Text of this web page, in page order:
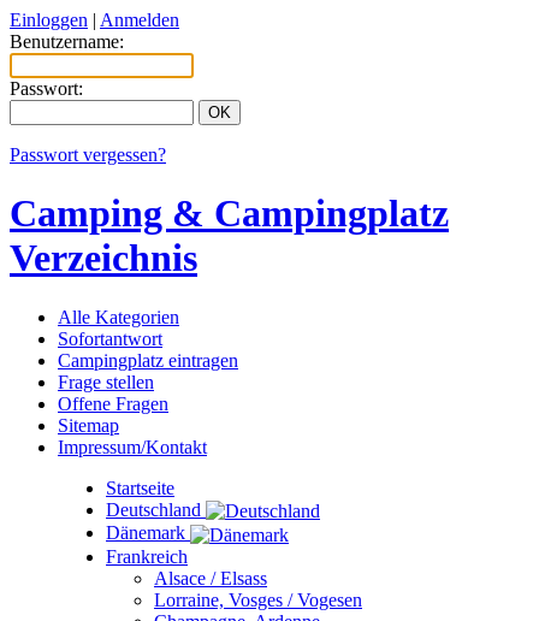
Einloggen | Anmelden
Benutzername:
Passwort:
Passwort vergessen?
Camping & Campingplatz
Verzeichnis
Alle Kategorien
Sofortantwort
Campingplatz eintragen
Frage stellen
Offene Fragen
Sitemap
Impressum/Kontakt
Startseite
Deutschland
Dänemark
Frankreich
Alsace / Elsass
Lorraine, Vosges / Vogesen